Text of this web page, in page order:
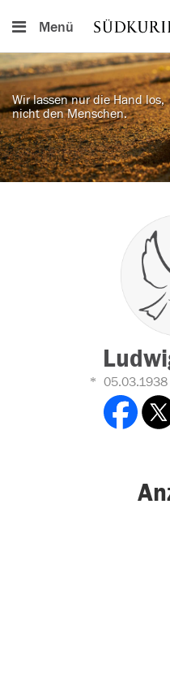
Menü
Wir lassen nur die Hand los,
nicht den Menschen.
05.03.1938